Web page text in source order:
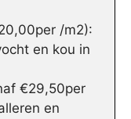
/m2):
en kou in
€29,50per
en